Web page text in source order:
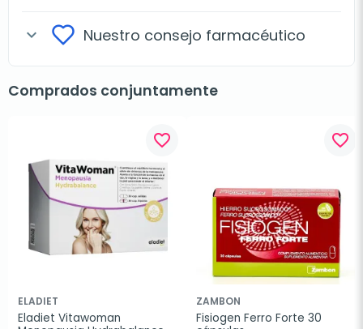
expand_more Nuestro consejo farmacéutico
Comprados conjuntamente
favorite_border
ELADIET
Eladiet Vitawoman
favorite_border
ZAMBON
Fisiogen Ferro Forte 30